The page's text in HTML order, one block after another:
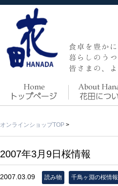
オンラインショップTOP >
2007年3月9日桜情報
2007.03.09 読み物 千鳥ヶ淵の桜情報